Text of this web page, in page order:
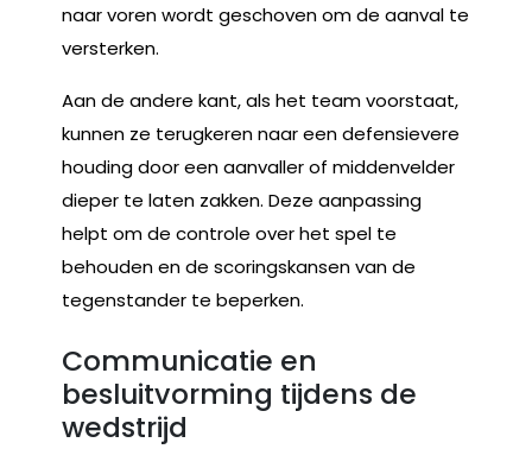
naar voren wordt geschoven om de aanval te
versterken.
Aan de andere kant, als het team voorstaat,
kunnen ze terugkeren naar een defensievere
houding door een aanvaller of middenvelder
dieper te laten zakken. Deze aanpassing
helpt om de controle over het spel te
behouden en de scoringskansen van de
tegenstander te beperken.
Communicatie en
besluitvorming tijdens de
wedstrijd